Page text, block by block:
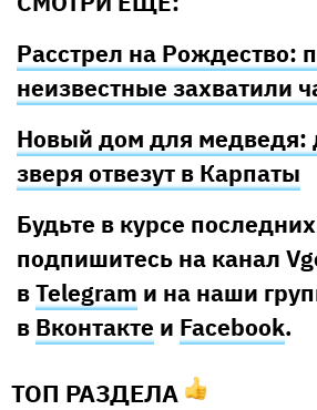
Расстрел на Рождество:
неизвестные захватили
Новый дом для медведя:
зверя отвезут в Карпаты
Будьте в курсе
подпишитесь на канал
вTelegram и на наши
в Вконтакте и Facebook.
ТОП РАЗДЕЛА